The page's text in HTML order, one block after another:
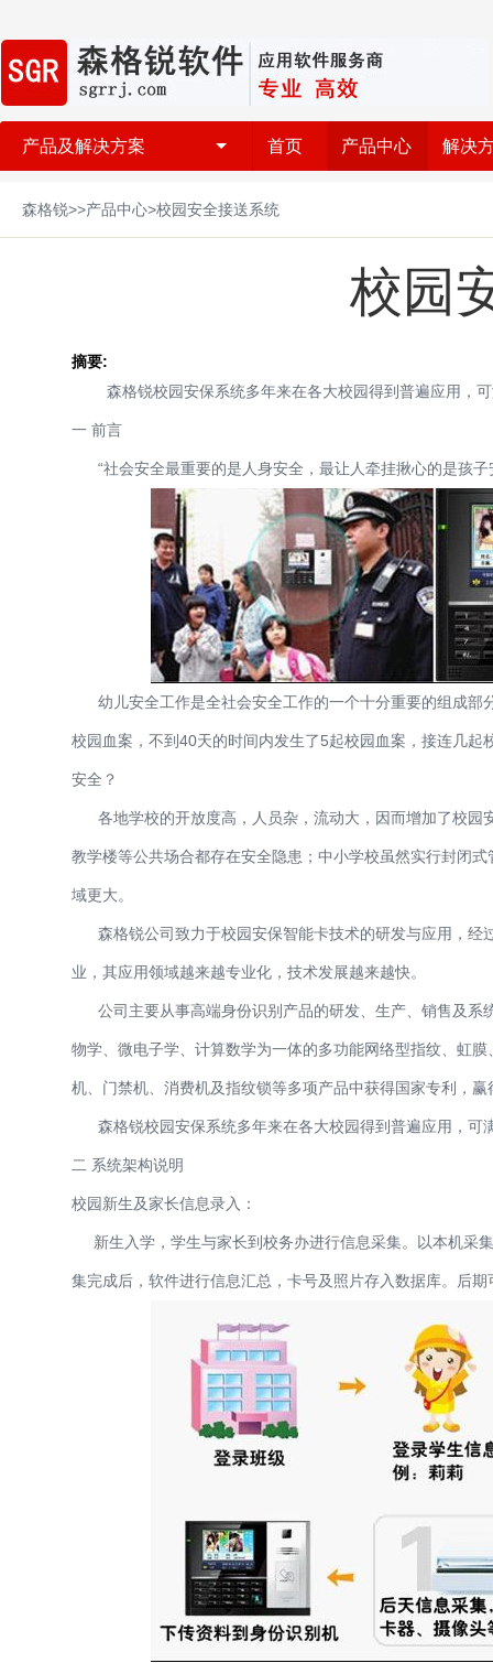
产品及解决方案 首页 产品中心 解决
森格锐>>产品中心>校园安全接送系统
校园
摘要:
森格锐校园安保系统多年来在各大校园得到普遍应用，可
一 前言
“社会安全最重要的是人身安全，最让人牵挂揪心的是孩
幼儿安全工作是全社会安全工作的一个十分重要的组成部
校园血案，不到40天的时间内发生了5起校园血案，接连几
安全？
各地学校的开放度高，人员杂，流动大，因而增加了校园
教学楼等公共场合都存在安全隐患；中小学校虽然实行封闭
域更大。
森格锐公司致力于校园安保智能卡技术的研发与应用，经
业，其应用领域越来越专业化，技术发展越来越快。
公司主要从事高端身份识别产品的研发、生产、销售及系
物学、微电子学、计算数学为一体的多功能网络型指纹、虹
机、门禁机、消费机及指纹锁等多项产品中获得国家专利，
森格锐校园安保系统多年来在各大校园得到普遍应用，可
二 系统架构说明
校园新生及家长信息录入：
新生入学，学生与家长到校务办进行信息采集。以本机采
集完成后，软件进行信息汇总，卡号及照片存入数据库。后